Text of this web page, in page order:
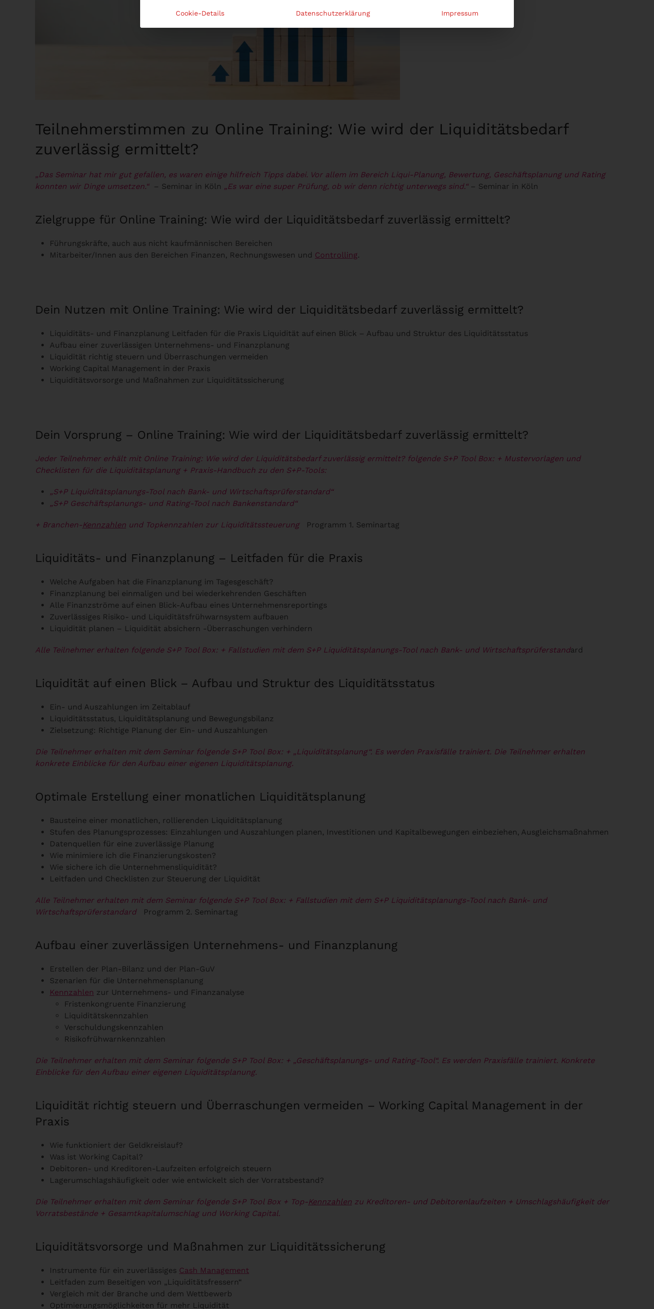
Teilnehmerstimmen zu Online Training: Wie wird der Liquiditätsbedarf
zuverlässig ermittelt?
„Das Seminar hat mir gut gefallen, es waren einige hilfreich Tipps dabei. Vor allem im Bereich Liqui-Planung, Bewertung, Geschäftsplanung und Rating
konnten wir Dinge umsetzen.“ – Seminar in Köln „Es war eine super Prüfung, ob wir denn richtig unterwegs sind.“ – Seminar in Köln
Zielgruppe für Online Training: Wie wird der Liquiditätsbedarf zuverlässig ermittelt?
Führungskräfte, auch aus nicht kaufmännischen Bereichen
Mitarbeiter/Innen aus den Bereichen Finanzen, Rechnungswesen und Controlling.
Dein Nutzen mit Online Training: Wie wird der Liquiditätsbedarf zuverlässig ermittelt?
Liquiditäts- und Finanzplanung Leitfaden für die Praxis Liquidität auf einen Blick – Aufbau und Struktur des Liquiditätsstatus
Aufbau einer zuverlässigen Unternehmens- und Finanzplanung
Liquidität richtig steuern und Überraschungen vermeiden
Working Capital Management in der Praxis
Liquiditätsvorsorge und Maßnahmen zur Liquiditätssicherung
Dein Vorsprung – Online Training: Wie wird der Liquiditätsbedarf zuverlässig ermittelt?
Jeder Teilnehmer erhält mit Online Training: Wie wird der Liquiditätsbedarf zuverlässig ermittelt? folgende S+P Tool Box: + Mustervorlagen und
Checklisten für die Liquiditätsplanung + Praxis-Handbuch zu den S+P-Tools:
„S+P Liquiditätsplanungs-Tool nach Bank- und Wirtschaftsprüferstandard“
„S+P Geschäftsplanungs- und Rating-Tool nach Bankenstandard“
+ Branchen-Kennzahlen und Topkennzahlen zur LiquiditätssteuerungProgramm 1. Seminartag
Liquiditäts- und Finanzplanung – Leitfaden für die Praxis
Welche Aufgaben hat die Finanzplanung im Tagesgeschäft?
Finanzplanung bei einmaligen und bei wiederkehrenden Geschäften
Alle Finanzströme auf einen Blick-Aufbau eines Unternehmensreportings
Zuverlässiges Risiko- und Liquiditätsfrühwarnsystem aufbauen
Liquidität planen – Liquidität absichern -Überraschungen verhindern
Alle Teilnehmer erhalten folgende S+P Tool Box: + Fallstudien mit dem S+P Liquiditätsplanungs-Tool nach Bank- und Wirtschaftsprüferstandard
Liquidität auf einen Blick – Aufbau und Struktur des Liquiditätsstatus
Ein- und Auszahlungen im Zeitablauf
Liquiditätsstatus, Liquiditätsplanung und Bewegungsbilanz
Zielsetzung: Richtige Planung der Ein- und Auszahlungen
Die Teilnehmer erhalten mit dem Seminar folgende S+P Tool Box: + „Liquiditätsplanung“. Es werden Praxisfälle trainiert. Die Teilnehmer erhalten
konkrete Einblicke für den Aufbau einer eigenen Liquiditätsplanung.
Optimale Erstellung einer monatlichen Liquiditätsplanung
Bausteine einer monatlichen, rollierenden Liquiditätsplanung
Stufen des Planungsprozesses: Einzahlungen und Auszahlungen planen, Investitionen und Kapitalbewegungen einbeziehen, Ausgleichsmaßnahmen
Datenquellen für eine zuverlässige Planung
Wie minimiere ich die Finanzierungskosten?
Wie sichere ich die Unternehmensliquidität?
Leitfaden und Checklisten zur Steuerung der Liquidität
Alle Teilnehmer erhalten mit dem Seminar folgende S+P Tool Box: + Fallstudien mit dem S+P Liquiditätsplanungs-Tool nach Bank- und
WirtschaftsprüferstandardProgramm 2. Seminartag
Aufbau einer zuverlässigen Unternehmens- und Finanzplanung
Erstellen der Plan-Bilanz und der Plan-GuV
Szenarien für die Unternehmensplanung
Kennzahlen zur Unternehmens- und Finanzanalyse
Fristenkongruente Finanzierung
Liquiditätskennzahlen
Verschuldungskennzahlen
Risikofrühwarnkennzahlen
Die Teilnehmer erhalten mit dem Seminar folgende S+P Tool Box: + „Geschäftsplanungs- und Rating-Tool“. Es werden Praxisfälle trainiert. Konkrete
Einblicke für den Aufbau einer eigenen Liquiditätsplanung.
Liquidität richtig steuern und Überraschungen vermeiden – Working Capital Management in der
Praxis
Wie funktioniert der Geldkreislauf?
Was ist Working Capital?
Debitoren- und Kreditoren-Laufzeiten erfolgreich steuern
Lagerumschlagshäufigkeit oder wie entwickelt sich der Vorratsbestand?
Die Teilnehmer erhalten mit dem Seminar folgende S+P Tool Box + Top-Kennzahlen zu Kreditoren- und Debitorenlaufzeiten + Umschlagshäufigkeit der
Vorratsbestände + Gesamtkapitalumschlag und Working Capital.
Liquiditätsvorsorge und Maßnahmen zur Liquiditätssicherung
Instrumente für ein zuverlässiges Cash Management
Leitfaden zum Beseitigen von „Liquiditätsfressern“
Vergleich mit der Branche und dem Wettbewerb
Optimierungsmöglichkeiten für mehr Liquidität
Cookie-Details Datenschutzerklärung Impressum